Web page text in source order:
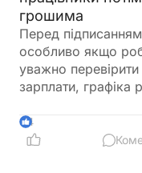
грошима
Перед
особливо якщо
уважно
зарплати, графіка
працівника
4